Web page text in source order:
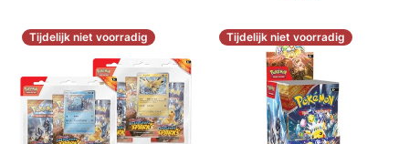
Tijdelijk niet voorradig Tijdelijk niet voorradig